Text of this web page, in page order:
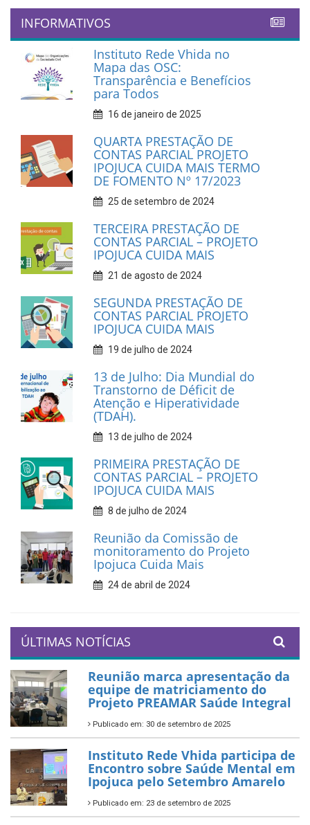
INFORMATIVOS
Instituto Rede Vhida no
Mapa das OSC:
Transparência e Benefícios
para Todos
16 de janeiro de 2025
QUARTA PRESTAÇÃO DE
CONTAS PARCIAL PROJETO
IPOJUCA CUIDA MAIS TERMO
DE FOMENTO Nº 17/2023
25 de setembro de 2024
TERCEIRA PRESTAÇÃO DE
CONTAS PARCIAL – PROJETO
IPOJUCA CUIDA MAIS
21 de agosto de 2024
SEGUNDA PRESTAÇÃO DE
CONTAS PARCIAL PROJETO
IPOJUCA CUIDA MAIS
19 de julho de 2024
13 de Julho: Dia Mundial do
Transtorno de Déficit de
Atenção e Hiperatividade
(TDAH).
13 de julho de 2024
PRIMEIRA PRESTAÇÃO DE
CONTAS PARCIAL – PROJETO
IPOJUCA CUIDA MAIS
8 de julho de 2024
Reunião da Comissão de
monitoramento do Projeto
Ipojuca Cuida Mais
24 de abril de 2024
ÚLTIMAS NOTÍCIAS
Reunião marca apresentação da
equipe de matriciamento do
Projeto PREAMAR Saúde Integral
Publicado em: 30 de setembro de 2025
Instituto Rede Vhida participa de
Encontro sobre Saúde Mental em
Ipojuca pelo Setembro Amarelo
Publicado em: 23 de setembro de 2025